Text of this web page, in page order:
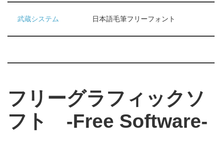
武蔵システム 日本語毛筆フリーフォント
フリーグラフィックソ
フト -Free Software-